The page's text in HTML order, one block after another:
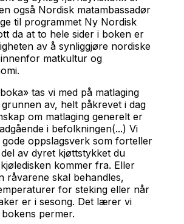
også Nordisk matambassadør
til programmet Ny Nordisk
da at to hele sider i boken er
av å synliggjøre nordiske
matkultur og
tas vi med på matlaging
av, helt påkrevet i dag
om matlaging generelt er
i befolkningen(...) Vi
oppslagsverk som forteller
av dyret kjøttstykket du
kommer fra. Eller
råvarene skal behandles,
for steking eller når
er i sesong. Det lærer vi
permer.